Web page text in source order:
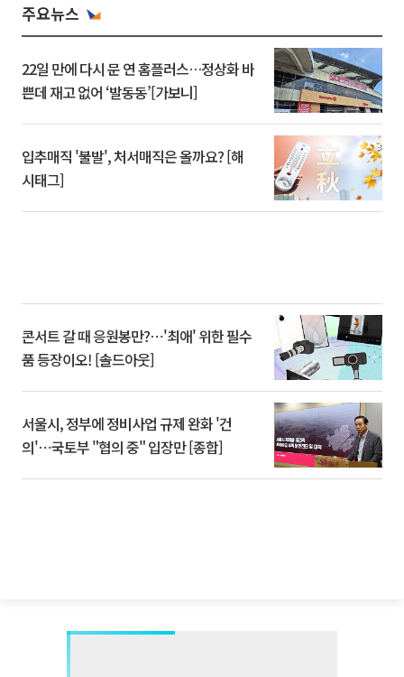
주요뉴스
22일 만에 다시 문 연 홈플러스…정상화 바
쁜데 재고 없어 ‘발동동’[가보니]
입추매직 '불발', 처서매직은 올까요? [해
시태그]
콘서트 갈 때 응원봉만?⋯'최애' 위한 필수
품 등장이오! [솔드아웃]
서울시, 정부에 정비사업 규제 완화 '건
의'⋯국토부 "협의 중" 입장만 [종합]